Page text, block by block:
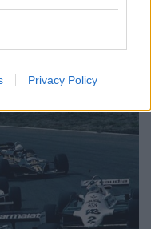
Privacy Policy
az ...